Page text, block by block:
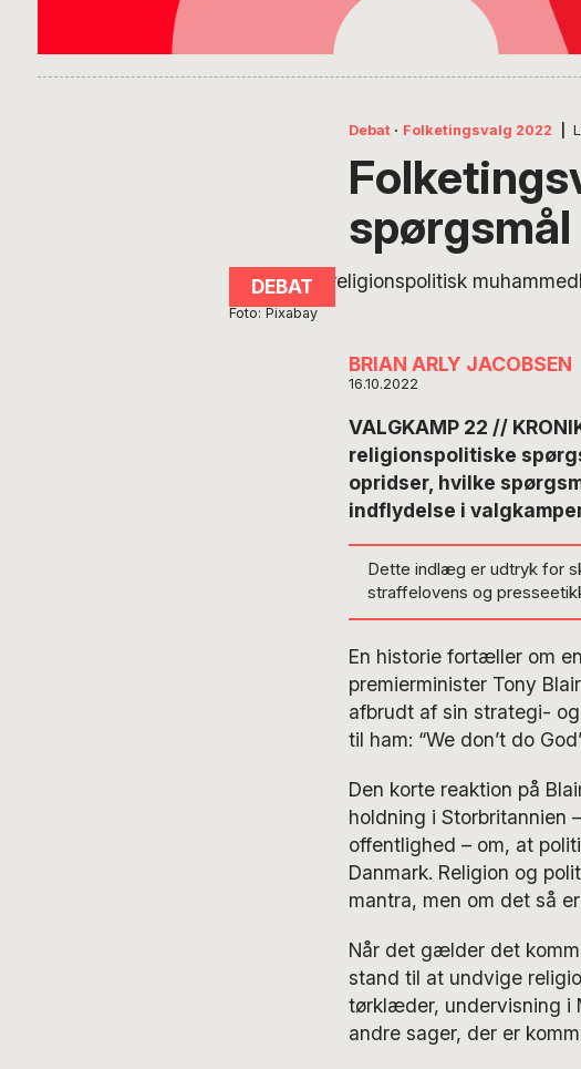
Debat · Folketingsvalg 2022
spørgsmål
Foto: Pixabay
BRIAN ARLY JACOBSEN
16.10.2022
VALGKAMP 22 //
religionspolitiske
opridser, hvilke
indflydelse i
Dette indlæg er udtryk for
straffelovens og
En historie fortæller om
premierminister Tony
afbrudt af sin strategi-
til ham: “We don’t do
Den korte reaktion på
holdning i Storbritannien
offentlighed – om, at
Danmark. Religion og
mantra, men om det så
Når det gælder det
stand til at undvige
tørklæder, undervisning i
andre sager, der er